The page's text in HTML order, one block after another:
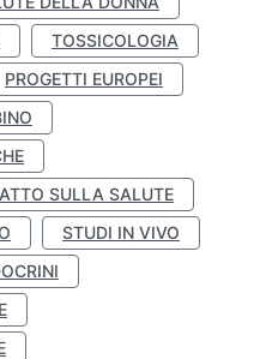
TOSSICOLOGIA
PROGETTI EUROPEI
SULLA SALUTE
STUDI IN VIVO